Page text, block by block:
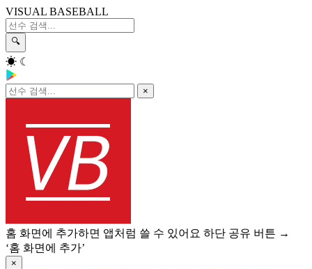
VISUAL BASEBALL
🔍
☀ ☾
×
홈 화면에 추가하면 앱처럼 쓸 수 있어요 하단 공유 버튼 →
‘홈 화면에 추가’
×